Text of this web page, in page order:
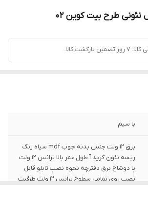
نئونی طرح بیت کوین 02
کالا
با سیم
برق 12 ولت جنس بدنه چوب mdf سیاه رنگ
ریسه نئون گرید آ طول عمر بالا ترانس 12 ولت
با دوشاخ برق دفترچه نحوه نصب تابلو قابل
نصب روی تمامی سطوح ترانس 12 ولت ظرفیت